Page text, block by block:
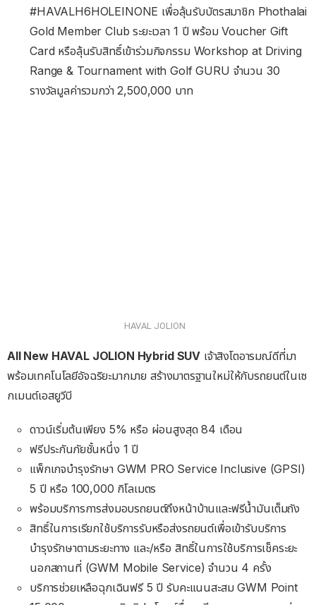
#HAVALH6HOLEINONE เพื่อลุ้นรับบัตรสมาชิก Phothalai
Gold Member Club ระยะเวลา 1 ปี พร้อม Voucher Gift
Card หรือลุ้นรับสิทธิ์เข้าร่วมกิจกรรม Workshop at Driving
Range & Tournament with Golf GURU จำนวน 30
รางวัลมูลค่ารวมกว่า 2,500,000 บาท
HAVAL JOLION
All New HAVAL JOLION Hybrid SUV เจ้าสิงโตอารมณ์ดีที่มา
พร้อมเทคโนโลยีอัจฉริยะมากมาย สร้างมาตรฐานใหม่ให้กับรถยนต์ในเซ
กเมนต์เอสยูวีบี
ดาวน์เริ่มต้นเพียง 5% หรือ ผ่อนสูงสุด 84 เดือน
ฟรีประกันภัยชั้นหนึ่ง 1 ปี
แพ็กเกจบำรุงรักษา GWM PRO Service Inclusive (GPSI)
5 ปี หรือ 100,000 กิโลเมตร
พร้อมบริการการส่งมอบรถยนต์ถึงหน้าบ้านและฟรีน้ำมันเต็มถัง
สิทธิ์ในการเรียกใช้บริการรับหรือส่งรถยนต์เพื่อเข้ารับบริการ
บำรุงรักษาตามระยะทาง และ/หรือ สิทธิ์ในการใช้บริการเช็คระยะ
นอกสถานที่ (GWM Mobile Service) จำนวน 4 ครั้ง
บริการช่วยเหลือฉุกเฉินฟรี 5 ปี รับคะแนนสะสม GWM Point